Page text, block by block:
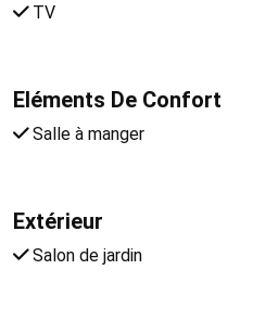
TV
Eléments De Confort
Salle à manger
Extérieur
Salon de jardin